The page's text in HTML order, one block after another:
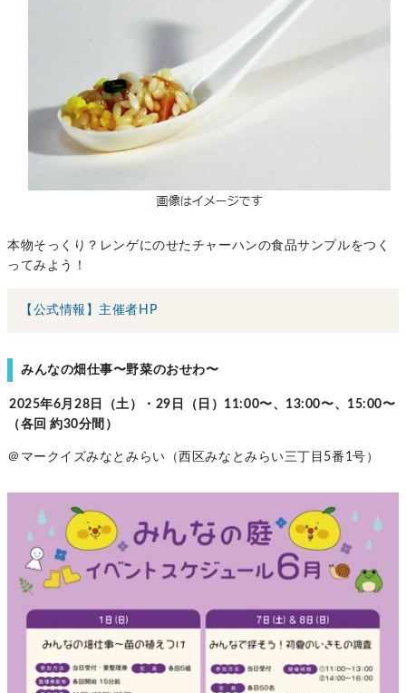
本物そっくり？レンゲにのせたチャーハンの食品サンプルをつく
ってみよう！
【公式情報】主催者HP
みんなの畑仕事〜野菜のおせわ〜
2025年6月28日（土）・29日（日）11:00〜、13:00〜、15:00〜
（各回 約30分間）
＠マークイズみなとみらい（西区みなとみらい三丁目5番1号）